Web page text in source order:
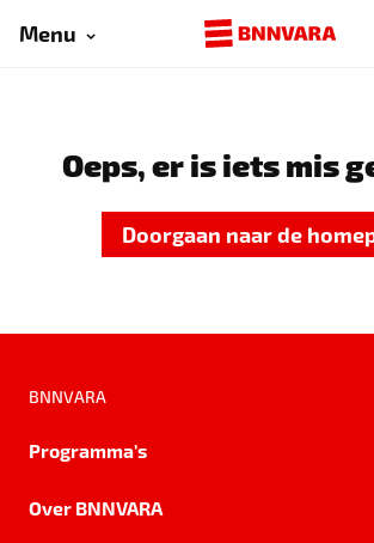
Menu
Oeps, er is iets mis
Doorgaan naar de
BNNVARA
Programma's
Over BNNVARA